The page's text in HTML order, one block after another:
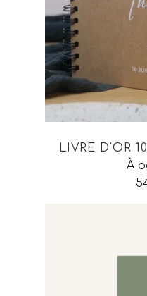
LIVRE D'OR
À